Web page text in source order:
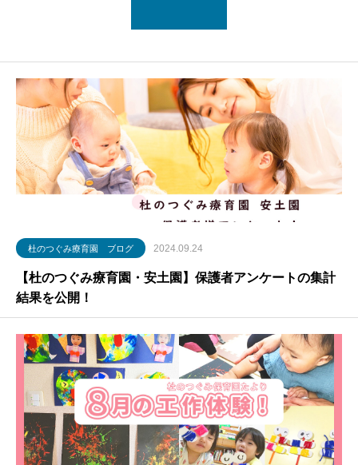
杜のつぐみ療育園 ブログ 2024.09.24
【杜のつぐみ療育園・安土園】保護者アンケートの集計
結果を公開！